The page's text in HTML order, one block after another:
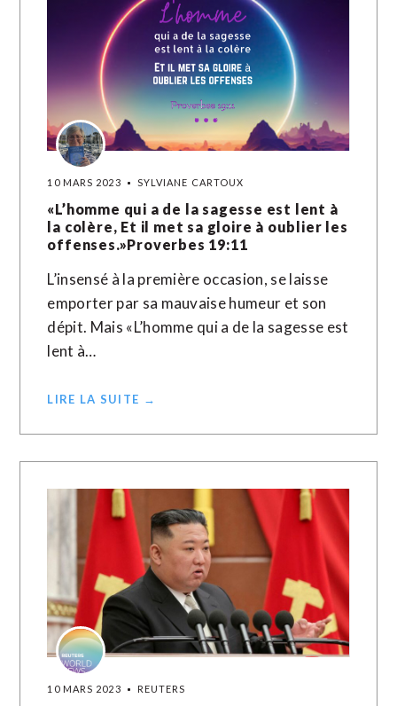
10 MARS 2023 SYLVIANE CARTOUX
«L’homme qui a de la sagesse est lent à
la colère, Et il met sa gloire à oublier les
offenses.»Proverbes‬ ‭19‬:‭11‬
L’insensé à la première occasion, se laisse
emporter par sa mauvaise humeur et son
dépit. Mais «L’homme qui a de la sagesse est
lent à…
LIRE LA SUITE →
10 MARS 2023 REUTERS